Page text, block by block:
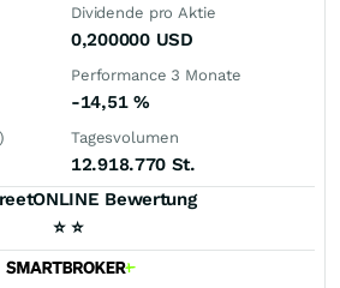
Dividende pro Aktie
0,200000 USD
Performance 3 Monate
-14,51 %
Tagesvolumen
12.918.770 St.
Bewertung
⭐ ⭐